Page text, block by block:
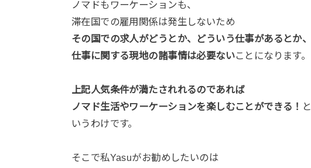
ノマドもワーケーションも、
滞在国での雇用関係は発生しないため
その国での求人がどうとか、どういう仕事があるとか、
仕事に関する現地の諸事情は必要ないことになります。
上記人気条件が満たされれるのであれば
ノマド生活やワーケーションを楽しむことができる！ と
いうわけです。
そこで私Yasuがお勧めしたいのは